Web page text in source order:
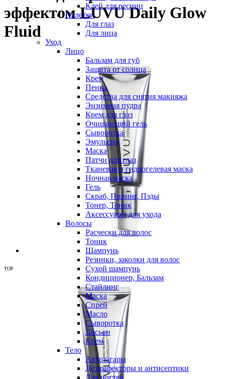
Клей для ресниц
Палетки
Для глаз
Для лица
Уход
Лицо
Бальзам для губ
Защита от солнца
Крем
Пенка
Средства для снятия макияжа
Энзимная пудра
Крем для глаз
Очищающий гель
Сыворотка
Эмульсия
Маска
Патчи для глаз
Тканевая и гидрогелевая маска
Ночная маска
Гель
Скраб, Пилинг, Пэды
Тонер, Тоник
Аксессуары для ухода
Волосы
Расчески для волос
Тоник
Шампунь
Резинки, заколки для волос
Сухой шампунь
Кондиционер, Бальзам
Стайлинг
Маска
Спрей
Масло
Сыворотка
Лосьон
Крем
Тело
Автозагары
Дезинфекторы и антисептики
Для ногтей
эффектом LUVU Daily Glow
Fluid
TOP